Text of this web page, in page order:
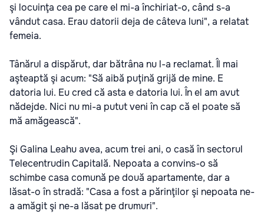
şi locuinţa cea pe care el mi-a închiriat-o, când s-a
vândut casa. Erau datorii deja de câteva luni", a relatat
femeia.
Tânărul a dispărut, dar bătrâna nu l-a reclamat. Îl mai
aşteaptă şi acum: "Să aibă puţină grijă de mine. E
datoria lui. Eu cred că asta e datoria lui. În el am avut
nădejde. Nici nu mi-a putut veni în cap că el poate să
mă amăgească".
Şi Galina Leahu avea, acum trei ani, o casă în sectorul
Telecentrudin Capitală. Nepoata a convins-o să
schimbe casa comună pe două apartamente, dar a
lăsat-o în stradă: "Casa a fost a părinţilor şi nepoata ne-
a amăgit şi ne-a lăsat pe drumuri".